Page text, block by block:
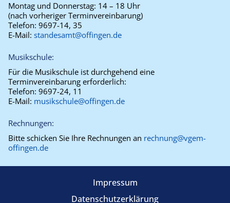
Montag und Donnerstag: 14 – 18 Uhr
(nach vorheriger Terminvereinbarung)
Telefon: 9697-14, 35
E-Mail: standesamt@offingen.de
Musikschule:
Für die Musikschule ist durchgehend eine
Terminvereinbarung erforderlich:
Telefon: 9697-24, 11
E-Mail: musikschule@offingen.de
Rechnungen:
Bitte schicken Sie Ihre Rechnungen an rechnung@vgem-
offingen.de
Impressum
Datenschutzerklärung